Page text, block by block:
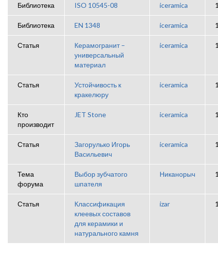
Библиотека ISO 10545-08 iceramica
Библиотека EN 1348 iceramica
Статья
Керамогранит –
универсальный
материал
iceramica
Статья
Устойчивость к
кракелюру
iceramica
Кто
производит
JET Stone iceramica
Статья
Загорулько Игорь
Васильевич
iceramica
Тема
форума
Выбор зубчатого
шпателя
Никанорыч
Статья
Классификация
клеевых составов
для керамики и
натурального камня
izar